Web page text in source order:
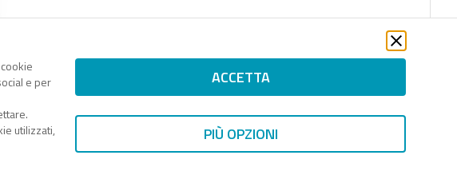
e per
utilizzati,
ACCETTA
PIÙ OPZIONI